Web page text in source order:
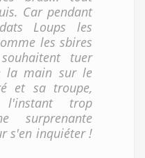
Car pendant
Loups les
les sbires
tuer
la main sur le
et sa troupe,
trop
surprenante
s'en inquiéter !